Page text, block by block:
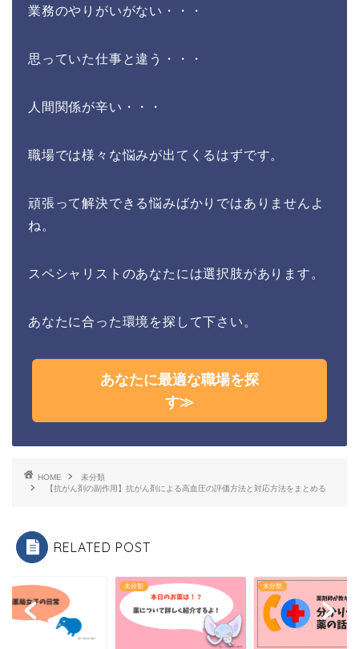
業務のやりがいがない・・・
思っていた仕事と違う・・・
人間関係が辛い・・・
職場では様々な悩みが出てくるはずです。
頑張って解決できる悩みばかりではありませんよ
ね。
スペシャリストのあなたには選択肢があります。
あなたに合った環境を探して下さい。
あなたに最適な職場を探
す≫
HOME
未分類
【抗がん剤の副作用】抗がん剤による高血圧の評価方法と対応方法をまとめる
RELATED POST
未分類 未分類